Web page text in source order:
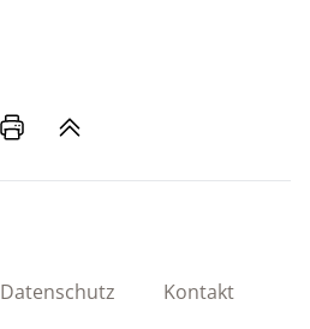
Datenschutz Kontakt